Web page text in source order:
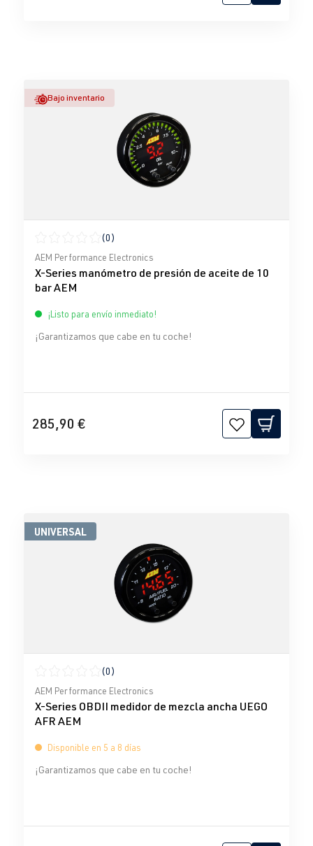
Bajo inventario
Calificación promedio de 0 de 5 estrellas
(0)
AEM Performance Electronics
X-Series manómetro de presión de aceite de 10
bar AEM
¡Listo para envío inmediato!
¡Garantizamos que cabe en tu coche!
285,90 €
UNIVERSAL
Calificación promedio de 0 de 5 estrellas
(0)
AEM Performance Electronics
X-Series OBDII medidor de mezcla ancha UEGO
AFR AEM
Disponible en 5 a 8 días
¡Garantizamos que cabe en tu coche!